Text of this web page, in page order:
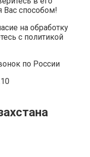
способом!
на обработку
c политикой
по России